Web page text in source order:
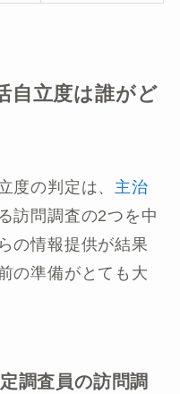
自立度は誰がど
度の判定は、 主治
訪問調査の2つを中
の情報提供が結果
の準備がとても大
調査員の訪問調